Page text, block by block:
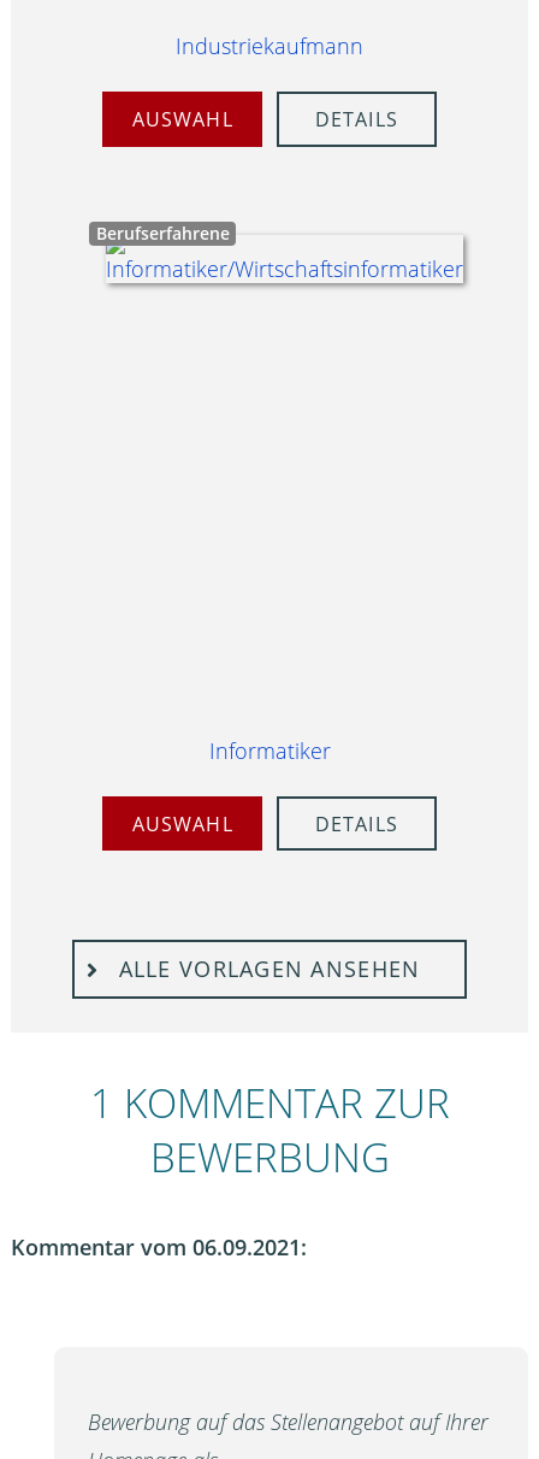
Industriekaufmann
AUSWAHL DETAILS
Berufserfahrene
Informatiker
AUSWAHL DETAILS
ALLE VORLAGEN ANSEHEN
1 KOMMENTAR ZUR
BEWERBUNG
Kommentar vom 06.09.2021:
Bewerbung auf das Stellenangebot auf Ihrer